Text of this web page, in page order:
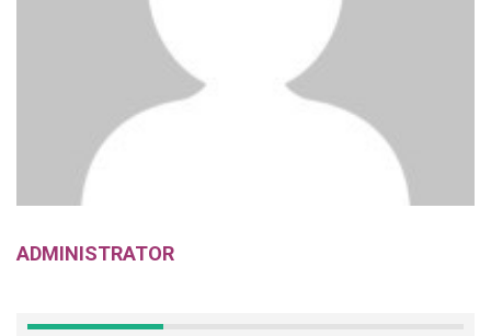
ADMINISTRATOR